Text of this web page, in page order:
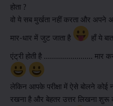
होता ?
वो ये सब मुर्खता नहीं करता और अपने
मार-धार में जुट जाता है
हाँ ये
एंट्री होती है …………………… मार
लेकिन आपके परीक्षा में ऐसे बोलने कोई
रखना है और बेहतर उत्तर लिखना शुरू